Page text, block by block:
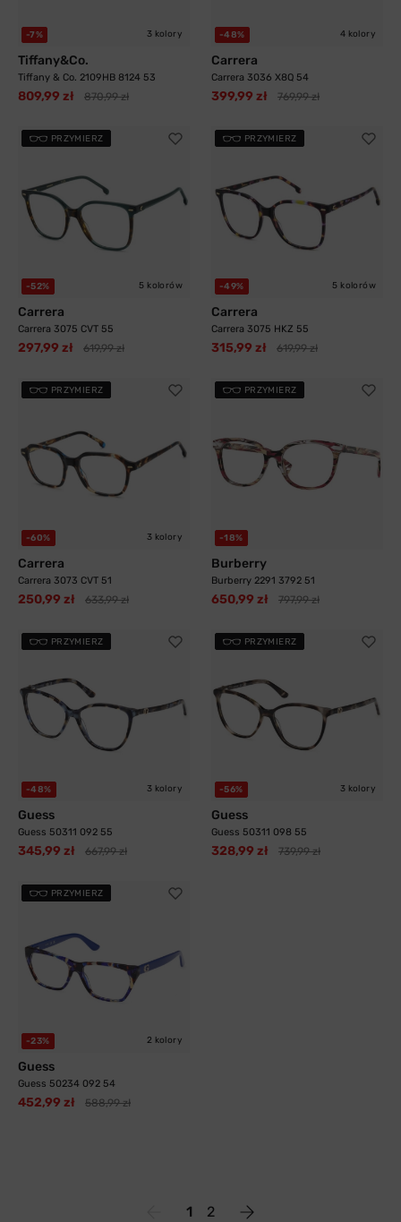
-7% 3 kolory
Tiffany&Co.
Tiffany & Co. 2109HB 8124 53
809,99 zł 870,99 zł
-48% 4 kolory
Carrera
Carrera 3036 X8Q 54
399,99 zł 769,99 zł
PRZYMIERZ
-52% 5 kolorów
Carrera
Carrera 3075 CVT 55
297,99 zł 619,99 zł
PRZYMIERZ
-49% 5 kolorów
Carrera
Carrera 3075 HKZ 55
315,99 zł 619,99 zł
PRZYMIERZ
-60% 3 kolory
Carrera
Carrera 3073 CVT 51
250,99 zł 633,99 zł
PRZYMIERZ
-18%
Burberry
Burberry 2291 3792 51
650,99 zł 797,99 zł
PRZYMIERZ
-48% 3 kolory
Guess
Guess 50311 092 55
345,99 zł 667,99 zł
PRZYMIERZ
-56% 3 kolory
Guess
Guess 50311 098 55
328,99 zł 739,99 zł
PRZYMIERZ
-23% 2 kolory
Guess
Guess 50234 092 54
452,99 zł 588,99 zł
1 2